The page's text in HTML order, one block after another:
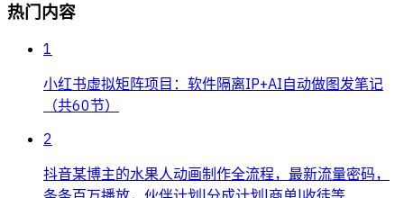
热门内容
1
小红书虚拟矩阵项目：软件隔离IP+AI自动做图发笔记
（共60节）
2
抖音某博主的水果人动画制作全流程，最新流量密码，